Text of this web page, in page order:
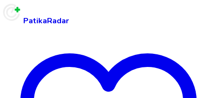
PatikaRadar